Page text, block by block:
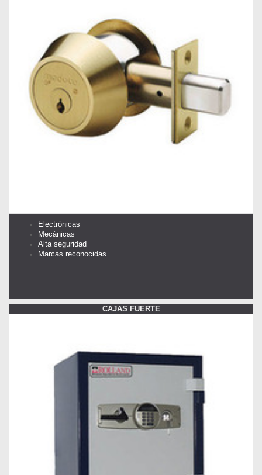
Electrónicas
Mecánicas
Alta seguridad
Marcas reconocidas
CAJAS FUERTE